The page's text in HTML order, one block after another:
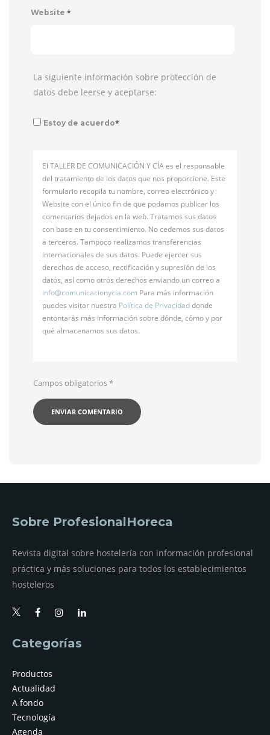
Website *
La siguiente información sobre protección de
datos debe leerse y aceptarse:
Estoy de acuerdo*
El TALLER DE COMUNICACIÓN Y CÍA es el responsable
del tratamiento de los datos que nos proporcione. Este
formulario recopila tu nombre, correo electrónico y
Website con el único fin de que podamos publicar los
comentarios dejados en la web. Tratamos sus datos
con base en tu consentimiento. No cedemos sus datos
a terceros. Tampoco realizamos transferencias
internacionales de sus datos. Puede ejercer sus
derechos de acceso, rectificación y supresión de los
datos, así como otros derechos enviando un correo a
info@comunicacionycia.com Para más información
puedes visitar nuestra Política de Privacidaddonde
entontarás más información sobre dónde, cómo y por
qué almacenamos sus datos.
Campos obligatorios*
Sobre ProfesionalHoreca
Revista digital sobre hostelería con información profesional
práctica y más soluciones para todos los establecimientos
hosteleros
Categorías
Productos
Actualidad
A fondo
Tecnología
Agenda